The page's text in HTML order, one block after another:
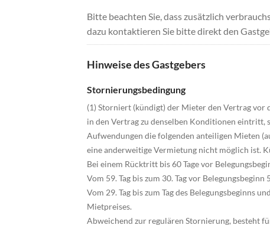
Bitte beachten Sie, dass zusätzlich
dazu kontaktieren Sie bitte direkt den
Hinweise des Gastgebers
Stornierungsbedingung
(1) Storniert (kündigt) der Mieter den Vertrag vor
in den Vertrag zu denselben Konditionen eintritt,
Aufwendungen die folgenden anteiligen Mieten
eine anderweitige Vermietung nicht möglich ist.
Bei einem Rücktritt bis 60 Tage vor
Vom 59. Tag bis zum 30. Tag vor Belegungsbeginn
Vom 29. Tag bis zum Tag des Belegungsbeginns
Mietpreises.
Abweichend zur regulären Stornierung, besteht